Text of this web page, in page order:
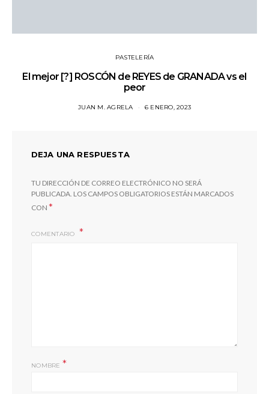
PASTELERÍA
El mejor [?] ROSCÓN de REYES de GRANADA vs el
peor
JUAN M. AGRELA 6 ENERO, 2023
DEJA UNA RESPUESTA
TU DIRECCIÓN DE CORREO ELECTRÓNICO NO SERÁ
PUBLICADA. LOS CAMPOS OBLIGATORIOS ESTÁN MARCADOS
CON *
COMENTARIO
NOMBRE *